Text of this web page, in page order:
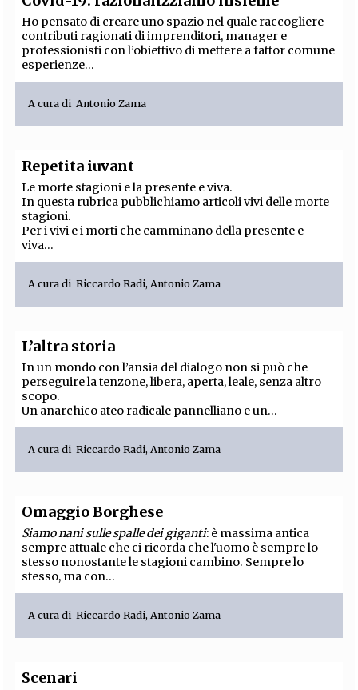
Ho pensato di creare uno spazio nel quale raccogliere
contributi ragionati di imprenditori, manager e
professionisti con l’obiettivo di mettere a fattor comune
esperienze...
A cura diAntonio Zama
Repetita iuvant
Le morte stagioni e la presente e viva.
In questa rubrica pubblichiamo articoli vivi delle morte
stagioni.
Per i vivi e i morti che camminano della presente e
viva...
A cura diRiccardo Radi,Antonio Zama
L’altra storia
In un mondo con l’ansia del dialogo non si può che
perseguire la tenzone, libera, aperta, leale, senza altro
scopo.
Un anarchico ateo radicale pannelliano e un...
A cura diRiccardo Radi,Antonio Zama
Omaggio Borghese
Siamo nani sulle spalle dei giganti: è massima antica
sempre attuale che ci ricorda che l'uomo è sempre lo
stesso nonostante le stagioni cambino. Sempre lo
stesso, ma con...
A cura diRiccardo Radi,Antonio Zama
Scenari